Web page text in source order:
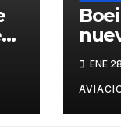
los
9
ENE